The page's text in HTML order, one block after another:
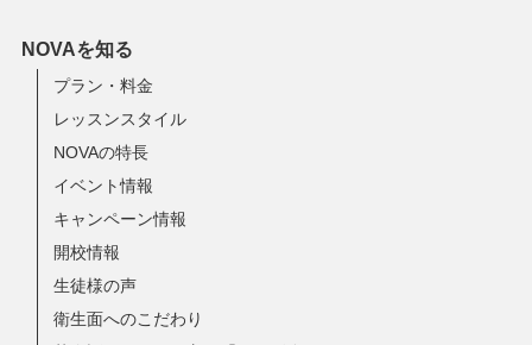
NOVAを知る
プラン・料金
レッスンスタイル
NOVAの特長
イベント情報
キャンペーン情報
開校情報
生徒様の声
衛生面へのこだわり